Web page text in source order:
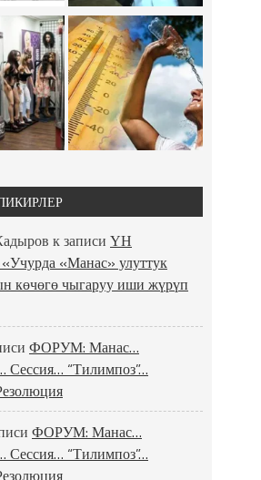
к записи ҮН
«Манас» улуттук
көчөгө чыгаруу иши жүрүп
ФОРУМ: Манас…
Сессия… “Тилимпоз”…
ФОРУМ: Манас…
Сессия… “Тилимпоз”…